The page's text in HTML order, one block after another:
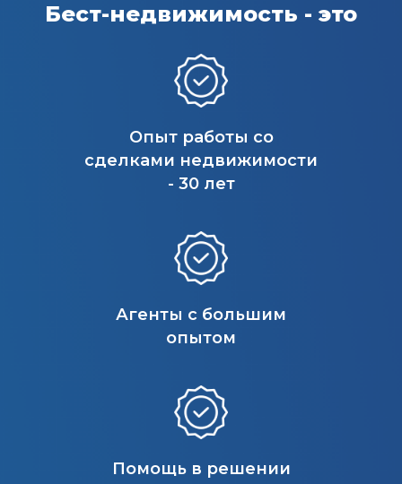
Бест-недвижимость - это
Опыт работы со
сделками недвижимости
- 30 лет
Агенты с большим
опытом
Помощь в решении